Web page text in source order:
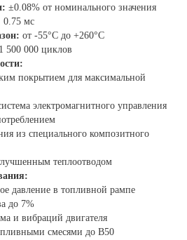
±0.08% от номинального значения
0.75 мс
от -55°C до +260°C
500 000 циклов
покрытием для максимальной
электромагнитного управления
из специального композитного
теплоотводом
давление в топливной рампе
до 7%
и вибраций двигателя
смесями до B50